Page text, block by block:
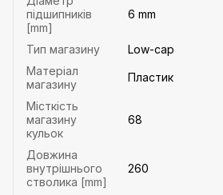
підшипників
[mm]
6 mm
Тип магазину
Low-cap
Матеріал
магазину
Пластик
Місткість
магазину
кульок
68
Довжина
внутрішнього
стволика [mm]
260